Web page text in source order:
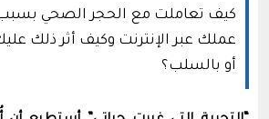
كيف تعاملت مع الحجر الصحي بسبب
عملك عبر الإنترنت وكيف أثر ذلك
أو بالسلب؟